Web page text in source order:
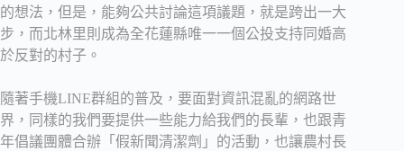
的想法，但是，能夠公共討論這項議題，就是跨出一大
步，而北林里則成為全花蓮縣唯一一個公投支持同婚高
於反對的村子。
隨著手機LINE群組的普及，要面對資訊混亂的網路世
界，同樣的我們要提供一些能力給我們的長輩，也跟青
年倡議團體合辦「假新聞清潔劑」的活動，也讓農村長